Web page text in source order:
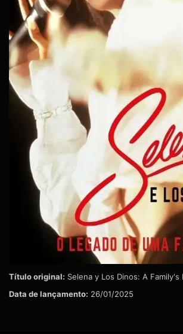
Título original: Selena y Los Dinos: A Family's
Data de lançamento: 26/01/2025